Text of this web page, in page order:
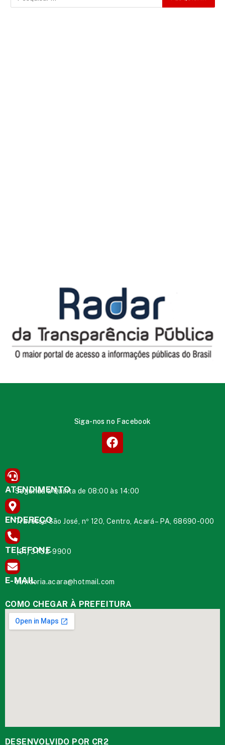
Siga-nos no Facebook
ATENDIMENTO
Segunda à Quinta de 08:00 às 14:00
ENDEREÇO
Travessa São José, nº 120, Centro, Acará – PA, 68690-000
TELEFONE
(91) 3732-9900
E-MAIL
ouvidoria.acara@hotmail.com
COMO CHEGAR À PREFEITURA
DESENVOLVIDO POR CR2